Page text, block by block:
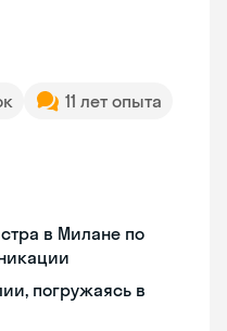
11 лет опыта
в Милане по
погружаясь в